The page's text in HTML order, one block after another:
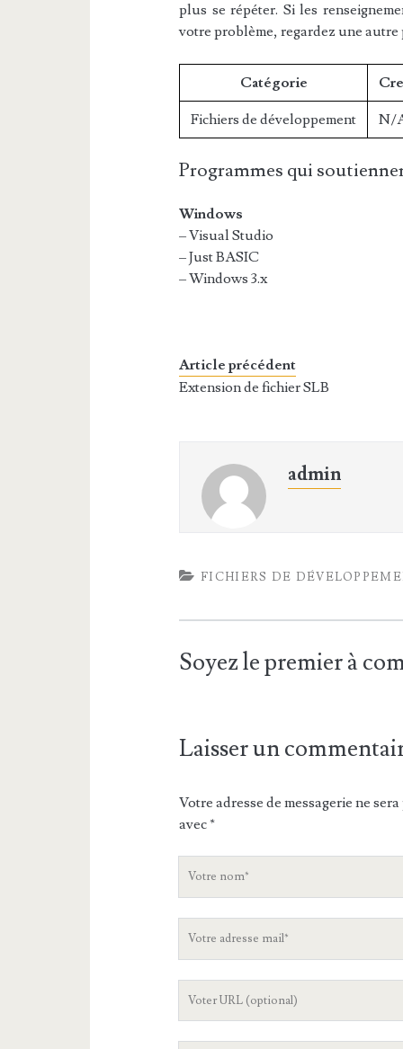
plus se répéter. Si les
votre problème, regardez une autre
Catégorie
Fichiers de développement N/
Programmes qui
Windows
– Visual Studio
– Just BASIC
– Windows 3.x
Article précédent
Extension de fichier SLB
admin
FICHIERS DE
Soyez le premier à
Laisser un
Votre adresse de messagerie ne
avec*
V
n
m
V
a
L